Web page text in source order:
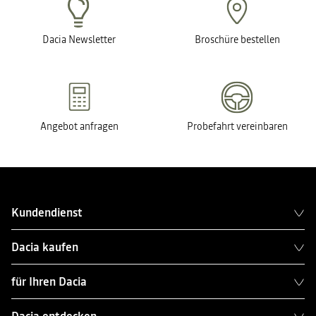
Dacia Newsletter Broschüre bestellen
Angebot anfragen Probefahrt vereinbaren
Kundendienst
Dacia kaufen
für Ihren Dacia